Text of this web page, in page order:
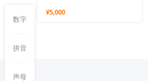
数字
拼音
声母
¥5,000